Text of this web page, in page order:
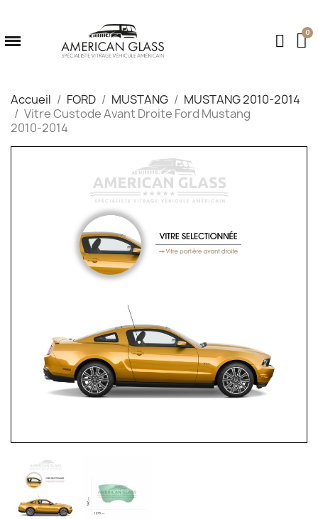
Accueil FORD MUSTANG
MUSTANG 2010-2014
Vitre Custode Avant Droite Ford Mustang
2010‑2014